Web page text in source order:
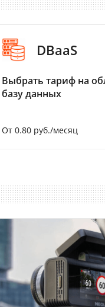
DBaaS
Выбрать тариф на
базу данных
От 0.80 руб./месяц